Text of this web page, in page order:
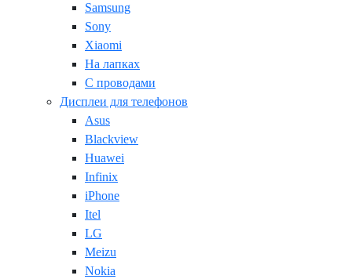
Samsung
Sony
Xiaomi
На лапках
С проводами
Дисплеи для телефонов
Asus
Blackview
Huawei
Infinix
iPhone
Itel
LG
Meizu
Nokia